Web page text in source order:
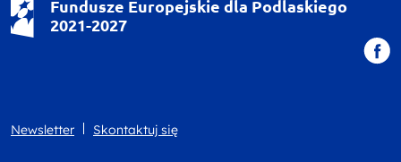
Fundusze Europejskie dla Podlaskiego
2021-2027
Newsletter Skontaktuj się